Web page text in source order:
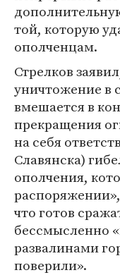
той, которую
ополченцам.
Стрелков
уничтожение в
вмешается в
прекращения
на себя
Славянска)
ополчения,
что готов
бессмысленно
развалинами
поверили».